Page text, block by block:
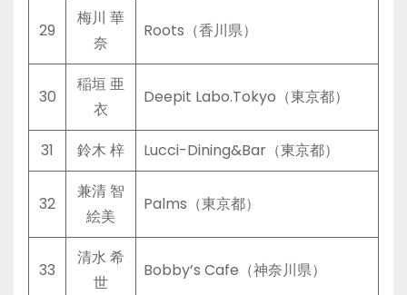
29
梅川 華
奈
Roots（香川県）
30
稲垣 亜
衣
Deepit Labo.Tokyo（東京都）
31 鈴木 梓 Lucci-Dining&Bar（東京都）
32
兼清 智
絵美
Palms（東京都）
33
清水 希
世
Bobby’s Cafe（神奈川県）